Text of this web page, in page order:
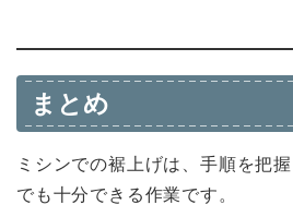
まとめ
ミシンでの裾上げは、手順を把
でも十分できる作業です。